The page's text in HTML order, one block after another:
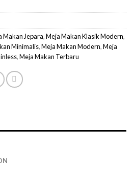
Makan Jepara,Meja Makan Klasik Modern,
Minimalis,Meja Makan Modern,Meja
,Meja Makan Terbaru